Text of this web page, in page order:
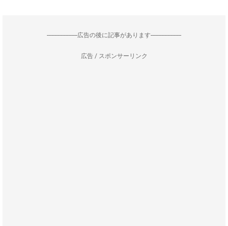
--------------------広告の後に記事があります--------------------
広告 / スポンサーリンク